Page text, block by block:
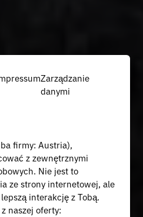
Zarządzanie
danymi
firmy: Austria),
z zewnętrznymi
Nie jest to
ze strony internetowej, ale
interakcję z Tobą.
naszej oferty: